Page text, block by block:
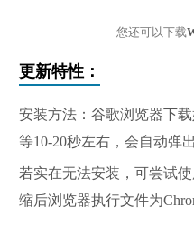
您还可以下载
更新特性：
安装方法：谷歌浏览器下
等10-20秒左右，会自动弹
若实在无法安装，可尝试使
缩后浏览器执行文件为